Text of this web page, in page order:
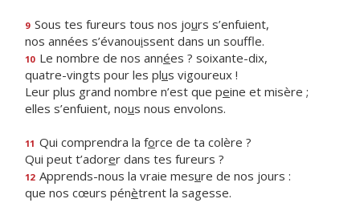
9 Sous tes fureurs tous nos jours s’enfuient,
nos années s’évanouissent dans un souffle.
10 Le nombre de nos années ? soixante-dix,
quatre-vingts pour les plus vigoureux !
Leur plus grand nombre n’est que peine et misère ;
elles s’enfuient, nous nous envolons.
11 Qui comprendra la force de ta colère ?
Qui peut t’adorer dans tes fureurs ?
12 Apprends-nous la vraie mesure de nos jours :
que nos cœurs pénètrent la sagesse.